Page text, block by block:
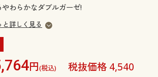
問い合わせ
わらかなダブルガーゼ!
詳しく見る
円(税込)
税抜価格 4,540